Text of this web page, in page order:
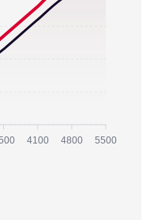
4100 4800 5500